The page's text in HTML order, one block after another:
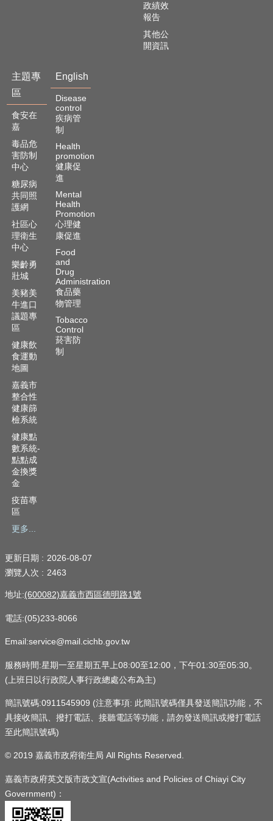
隱
私
權
政
策
資
料
開
放
告
政績效
報告
其他公
開資訊
主題專
區
食安在
嘉
毒品危
害防制
中心
糖尿病
共同照
護網
社區心
理衛生
中心
樂齡勇
壯城
美豬美
牛進口
議題專
區
健康飲
食運動
地圖
嘉義市
整合性
健康篩
檢系統
健康點
數系統-
點點成
金換獎
金
疫苗專
區
更多...
English
Disease
control
疾病管
制
Health
promotion
健康促
進
Mental
Health
Promotion
心理健
康促進
Food
and
Drug
Administration
食品藥
物管理
Tobacco
Control
菸害防
制
更新日期
2026-08-07
瀏覽人次
2463
地址:(600082)嘉義市西區德明路1號
電話:(05)233-8066
Email:service@mail.cichb.gov.tw
服務時間:星期一至星期五早上08:00至12:00，下午01:30至05:30。
(上班日以行政院人事行政總處公布為主)
簡訊號碼:0911545909 (注意事項: 此簡訊號碼僅具發送簡訊功能，不
具接收簡訊、撥打電話、接聽電話等功能，請勿發送簡訊或撥打電話
至此簡訊號碼)
© 2019 嘉義市政府衛生局 All Rights Reserved.
嘉義市政府英文版市政文宣(Activities and Policies of Chiayi City
Government)：